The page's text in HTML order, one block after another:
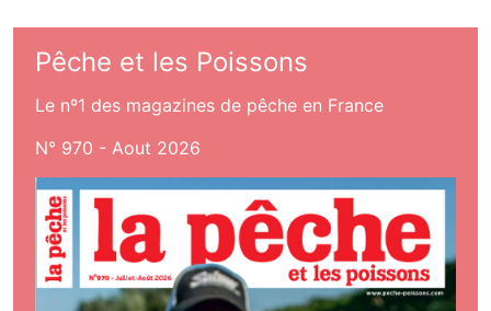
Pêche et les Poissons
Le nº1 des magazines de pêche en France
N° 970 - Aout 2026